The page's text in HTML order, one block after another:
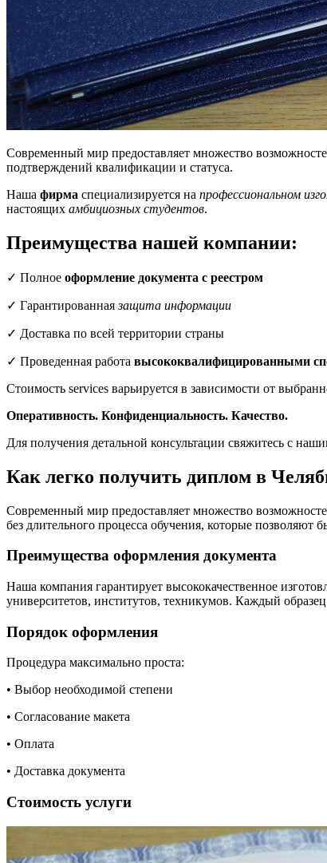
Современный мир предоставляет множество
подтверждений квалификации и статуса.
Наша фирма специализируется на профессиональном
настоящих амбициозных студентов.
Преимущества нашей компании:
✓ Полное оформление документа с реестром
✓ Гарантированнаязащита информации
✓ Доставка по всей территории страны
✓ Проведенная работа высококвалифицированными
Стоимость services варьируется в зависимости от
Оперативность. Конфиденциальность. Качество.
Для получения детальной консультации свяжитесь с
Как легко получить диплом в
Современный мир предоставляет множество
без длительного процесса обучения, которые позволяют
Преимущества оформления документа
Наша компания гарантирует высококачественное
университетов, институтов, техникумов. Каждый
Порядок оформления
Процедура максимально проста:
• Выбор необходимой степени
• Согласование макета
• Оплата
• Доставка документа
Стоимость услуги